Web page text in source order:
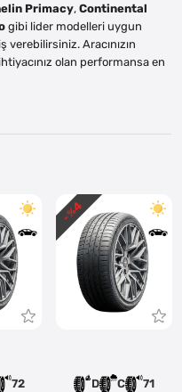
Primacy, Continental
gibi lider modelleri uygun
verebilirsiniz. Aracınızın
olan performansa en
72 D C 71
- %
4